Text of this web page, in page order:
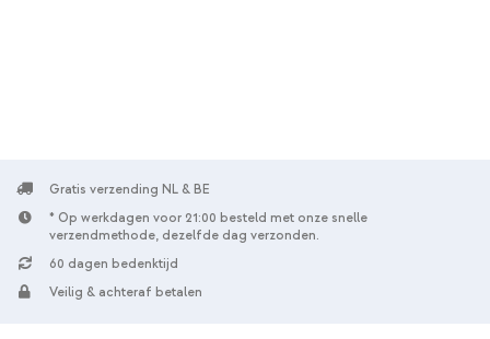
Gratis verzending NL & BE
* Op werkdagen voor 21:00 besteld met onze snelle
verzendmethode, dezelfde dag verzonden.
60 dagen bedenktijd
Veilig & achteraf betalen